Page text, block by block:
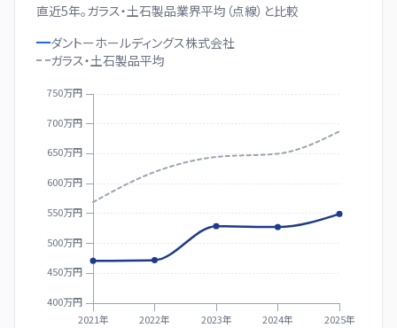
直近5年。ガラス・土石製品業界平均（点線）と比較
ダントーホールディングス株式会社
ガラス・土石製品平均
400万円
450万円
500万円
550万円
600万円
650万円
700万円
750万円
2021年 2022年 2023年 2024年 2025年